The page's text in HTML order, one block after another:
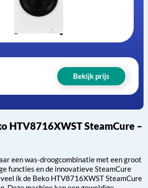
een was-droogcombinatie met een groot
functies en de innovatieve SteamCure
ik de Beko HTV8716XWST SteamCure
Bekijk prijs